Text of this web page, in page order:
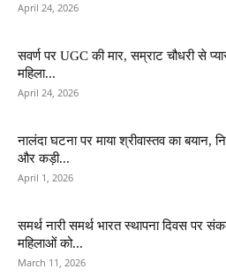
April 24, 2026
सवर्ण पर UGC की मार, सम्राट चौधरी से
महिला...
April 24, 2026
नालंदा घटना पर माया श्रीवास्तव का बयान,
और कड़ी...
April 1, 2026
समर्थ नारी समर्थ भारत स्थापना दिवस पर
महिलाओं को...
March 11, 2026